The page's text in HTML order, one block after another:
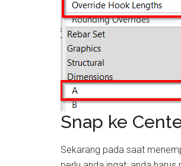
Snap ke
Sekarang pada saat